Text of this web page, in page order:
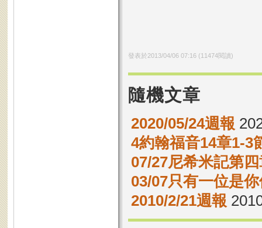
發表於2013/04/06 07:16(11474閱讀)
隨機文章
2020/05/24週報
4約翰福音14章1-3
07/27尼希米記第
03/07只有一位是
2010/2/21週報